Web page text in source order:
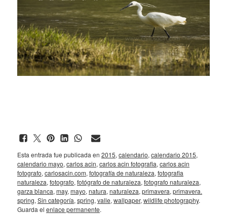
Esta entrada fue publicada en 2015, calendario, calendario 2015,
calendario mayo, carlos acin, carlos acin fotografia, carlos acin
fotografo, carlosacin.com, fotografía de naturaleza, fotografia
naturaleza, fotografo, fotógrafo de naturaleza, fotografo naturaleza,
garza blanca, may, mayo, natura, naturaleza, primavera, primavera.
spring, Sin categoría, spring, valle, wallpaper, wildlife photography.
Guarda el enlace permanente.